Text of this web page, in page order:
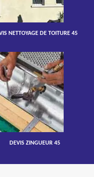
NETTOYAGE DE TOITURE 45
DEVIS ZINGUEUR 45